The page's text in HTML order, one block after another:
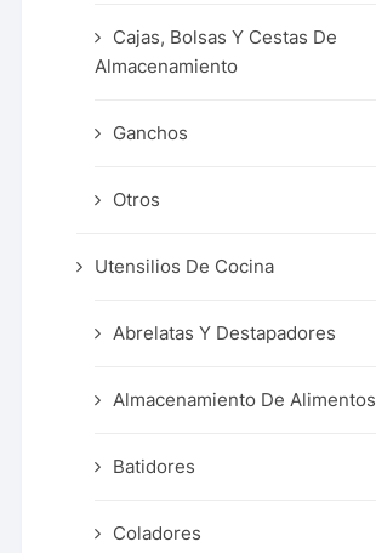
Cajas, Bolsas Y Cestas De
Almacenamiento
Ganchos
Otros
Utensilios De Cocina
Abrelatas Y Destapadores
Almacenamiento De Alimentos
Batidores
Coladores